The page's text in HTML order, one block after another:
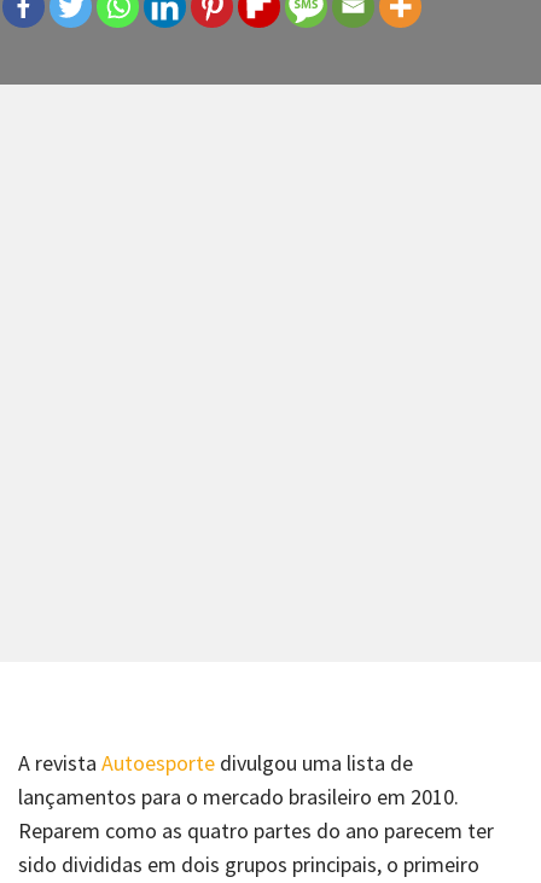
A revista Autoesporte divulgou uma lista de
lançamentos para o mercado brasileiro em 2010.
Reparem como as quatro partes do ano parecem ter
sido divididas em dois grupos principais, o primeiro